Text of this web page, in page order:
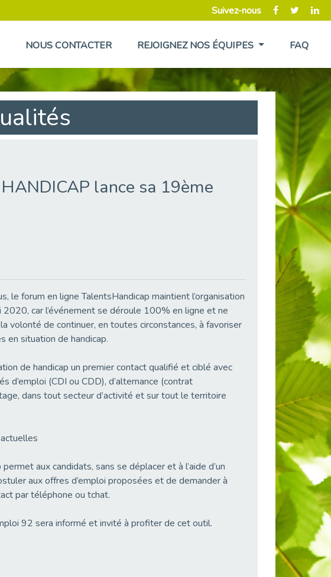
Suivez-nous
NOUS CONTACTER REJOIGNEZ NOS ÉQUIPES FAQ
lance sa 19ème
le forum en ligne TalentsHandicap maintient l’organisation
car l’événement se déroule 100% en ligne et ne
volonté de continuer, en toutes circonstances, à favoriser
en situation de handicap.
de handicap un premier contact qualifié et ciblé avec
(CDI ou CDD), d’alternance (contrat
dans tout secteur d’activité et sur tout le territoire
aux candidats, sans se déplacer et à l’aide d’un
aux offres d’emploi proposées et de demander à
par téléphone ou tchat.
92 sera informé et invité à profiter de cet outil.